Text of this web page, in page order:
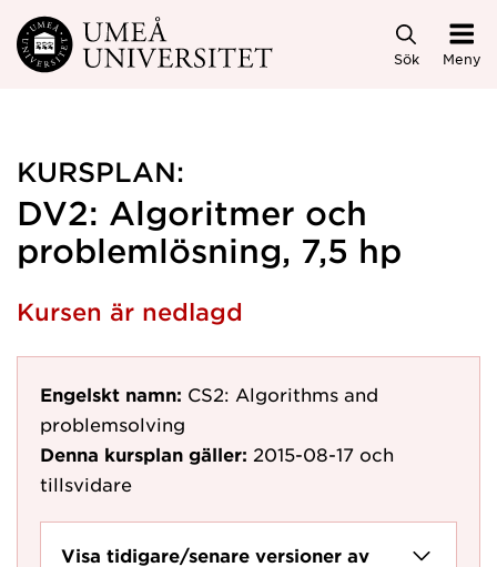
Hoppa direkt till innehållet
Sök Meny
KURSPLAN:
DV2: Algoritmer och
problemlösning, 7,5 hp
Kursen är nedlagd
Engelskt namn: CS2: Algorithms and
problemsolving
Denna kursplan gäller: 2015-08-17 och
tillsvidare
Visa tidigare/senare versioner av